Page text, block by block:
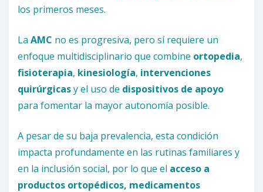
los primeros meses.
La AMC no es progresiva, pero sí requiere un
enfoque multidisciplinario que combine ortopedia,
fisioterapia, kinesiología, intervenciones
quirúrgicasy el uso de dispositivos de apoyo
para fomentar la mayor autonomía posible.
A pesar de su baja prevalencia, esta condición
impacta profundamente en las rutinas familiares y
en la inclusión social, por lo que el acceso a
productos ortopédicos, medicamentos